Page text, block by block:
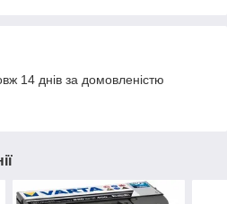
14 днів за домовленістю